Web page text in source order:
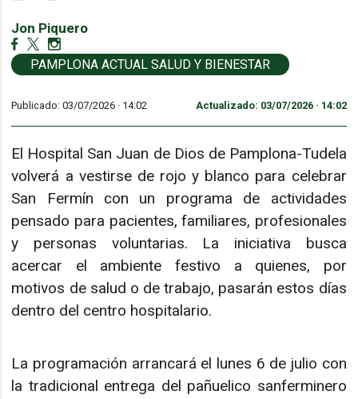
Jon Piquero
PAMPLONA ACTUAL SALUD Y BIENESTAR
Publicado: 03/07/2026 · 14:02 Actualizado: 03/07/2026 · 14:02
El Hospital San Juan de Dios de Pamplona-Tudela
volverá a vestirse de rojo y blanco para celebrar
San Fermín con un programa de actividades
pensado para pacientes, familiares, profesionales
y personas voluntarias. La iniciativa busca
acercar el ambiente festivo a quienes, por
motivos de salud o de trabajo, pasarán estos días
dentro del centro hospitalario.
La programación arrancará el lunes 6 de julio con
la tradicional entrega del pañuelico sanferminero